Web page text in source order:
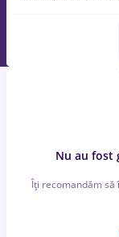
Nu au fost
Îți recomandăm să